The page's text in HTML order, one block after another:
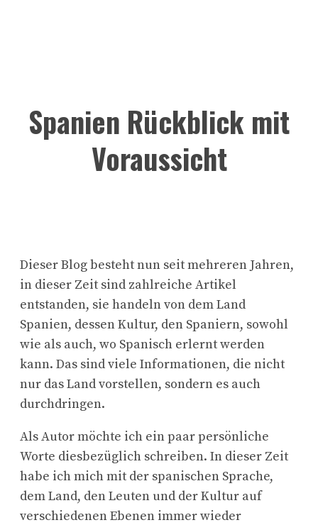
Spanien Rückblick mit
Voraussicht
Dieser Blog besteht nun seit mehreren Jahren,
in dieser Zeit sind zahlreiche Artikel
entstanden, sie handeln von dem Land
Spanien, dessen Kultur, den Spaniern, sowohl
wie als auch, wo Spanisch erlernt werden
kann. Das sind viele Informationen, die nicht
nur das Land vorstellen, sondern es auch
durchdringen.
Als Autor möchte ich ein paar persönliche
Worte diesbezüglich schreiben. In dieser Zeit
habe ich mich mit der spanischen Sprache,
dem Land, den Leuten und der Kultur auf
verschiedenen Ebenen immer wieder